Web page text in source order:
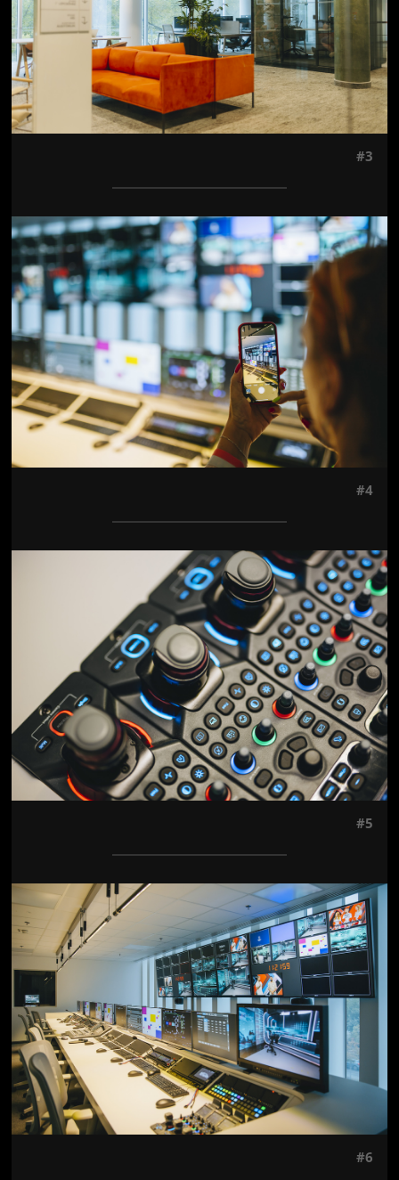
#3
Jön még kép!
#4
Jön még kép!
#5
Jön még kép!
#6